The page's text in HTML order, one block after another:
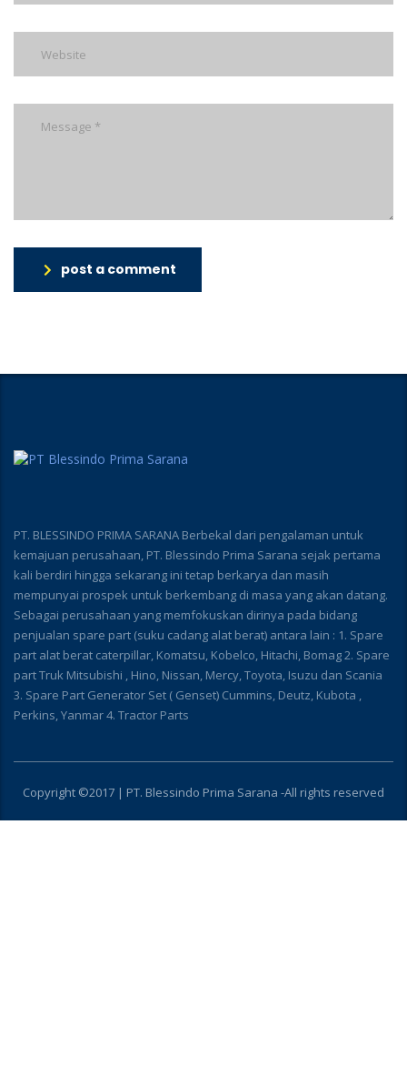
post a comment
PT. BLESSINDO PRIMA SARANA Berbekal dari pengalaman untuk
kemajuan perusahaan, PT. Blessindo Prima Sarana sejak pertama
kali berdiri hingga sekarang ini tetap berkarya dan masih
mempunyai prospek untuk berkembang di masa yang akan datang.
Sebagai perusahaan yang memfokuskan dirinya pada bidang
penjualan spare part (suku cadang alat berat) antara lain : 1. Spare
part alat berat caterpillar, Komatsu, Kobelco, Hitachi, Bomag 2. Spare
part Truk Mitsubishi , Hino, Nissan, Mercy, Toyota, Isuzu dan Scania
3. Spare Part Generator Set ( Genset) Cummins, Deutz, Kubota ,
Perkins, Yanmar 4. Tractor Parts
Copyright ©2017 | PT. Blessindo Prima Sarana -All rights reserved